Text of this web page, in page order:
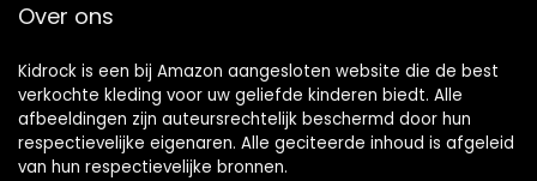
Over ons
Kidrock is een bij Amazon aangesloten website die de best
verkochte kleding voor uw geliefde kinderen biedt. Alle
afbeeldingen zijn auteursrechtelijk beschermd door hun
respectievelijke eigenaren. Alle geciteerde inhoud is afgeleid
van hun respectievelijke bronnen.